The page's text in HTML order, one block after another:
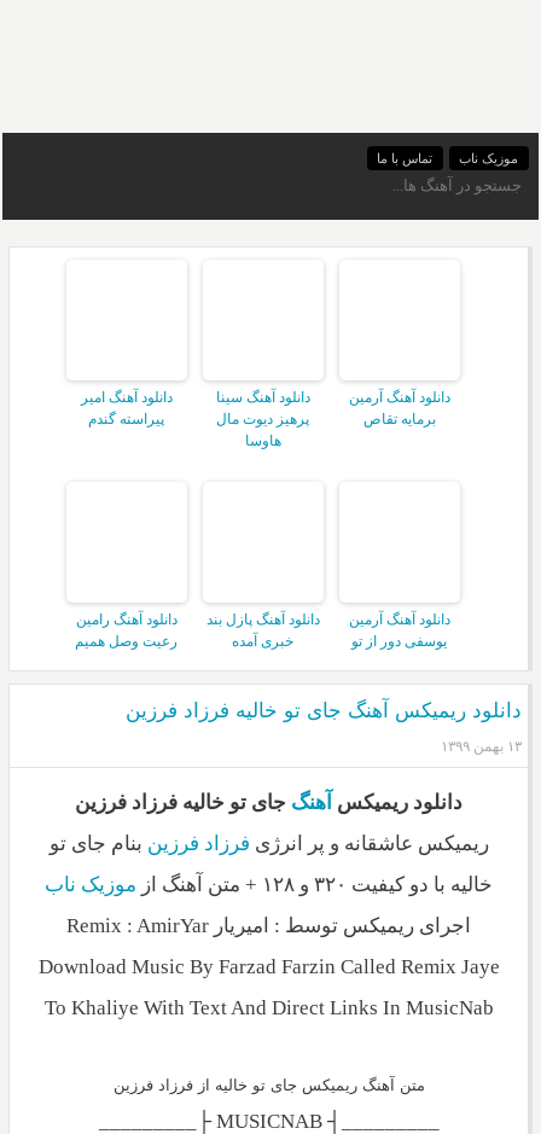
موزیک ناب تماس با ما
دانلود آهنگ آرمین
برمایه تقاص
دانلود آهنگ سینا
پرهیز دیوت مال
هاوسا
دانلود آهنگ امیر
پیراسته گندم
دانلود آهنگ آرمین
یوسفی دور از تو
دانلود آهنگ پازل بند
خبری آمده
دانلود آهنگ رامین
رعیت وصل همیم
دانلود ریمیکس آهنگ جای تو خالیه فرزاد فرزین
۱۳ بهمن ۱۳۹۹
دانلود ریمیکس آهنگ جای تو خالیه فرزاد فرزین
ریمیکس عاشقانه و پر انرژی فرزاد فرزین بنام جای تو
خالیه با دو کیفیت ۳۲۰ و ۱۲۸ + متن آهنگ از
موزیک ناب
اجرای ریمیکس توسط : امیریار Remix : AmirYar
Download Music By Farzad Farzin Called Remix Jaye
To Khaliye With Text And Direct Links In MusicNab
متن آهنگ ریمیکس جای تو خالیه از فرزاد فرزین
_________┤ MUSICNAB ├_________